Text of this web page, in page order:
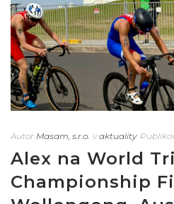
Autor Masam, s.r.o. v aktuality
Alex na World
Championship